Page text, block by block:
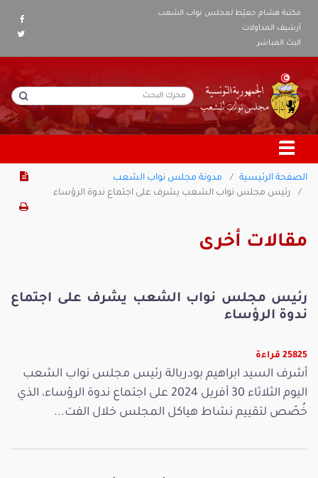
مكتبة هشام جعيّط لمجلس نواب الشعب
أرشيف المداولات
البث المباشر
الصفحة الرئيسية
مدونة مجلس نواب الشعب
رئيس مجلس نواب الشعب يشرف على اجتماع ندوة الرؤساء
مقالات أخرى
رئيس مجلس نواب الشعب يشرف على اجتماع
ندوة الرؤساء
25825 قراءة
أشرف السيد ابراهيم بودربالة رئيس مجلس نواب الشعب
اليوم الثلاثاء 30 أفريل 2024 على اجتماع ندوة الرؤساء، الذي
خُصّص لتقييم نشاط هياكل المجلس خلال الفت...